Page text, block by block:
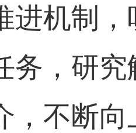
进机制
务，研
，不断